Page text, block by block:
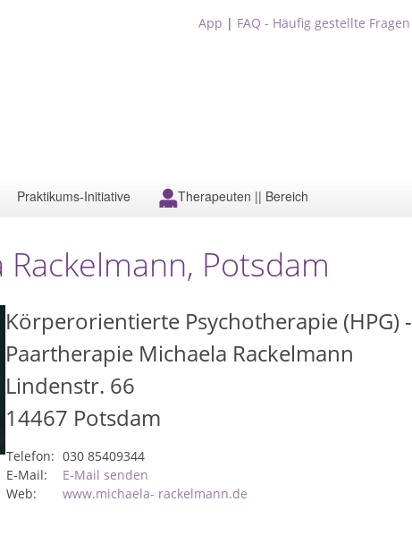
App | FAQ - Häufig gestellte Fragen
Praktikums-Initiative Therapeuten || Bereich
Potsdam
Körperorientierte Psychotherapie (HPG) -
Paartherapie Michaela Rackelmann
Lindenstr. 66
14467 Potsdam
Telefon: 030 85409344
E-Mail:
E-Mail senden
Web:
www.michaela- rackelmann.de